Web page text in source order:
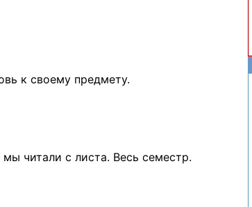
к своему предмету.
читали с листа. Весь семестр.